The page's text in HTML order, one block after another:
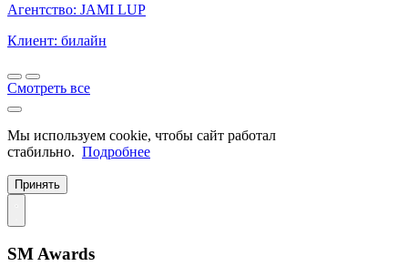
Агентство: JAMI LUP
Клиент: билайн
Смотреть все
Мы используем cookie, чтобы сайт работал
стабильно. Подробнее
Принять
SM Awards